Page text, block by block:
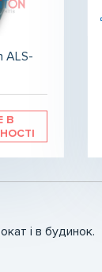
ALS-
В
і в будинок.